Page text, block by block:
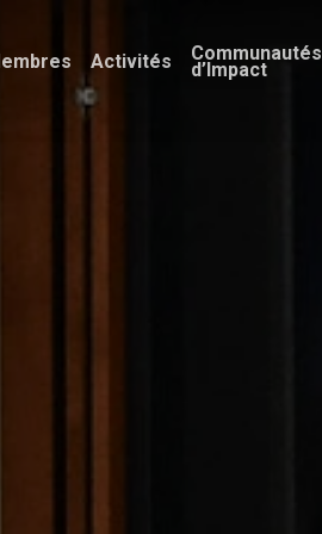
Activités Communautés
d’Impact